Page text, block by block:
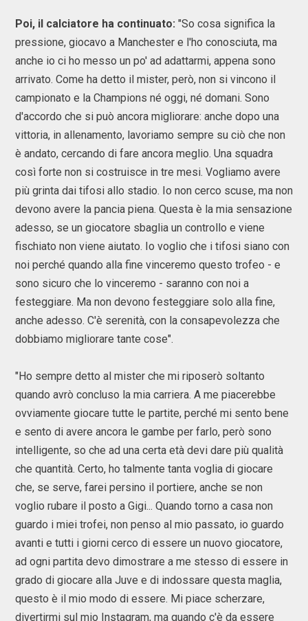
Poi, il calciatore ha continuato: "So cosa significa la
pressione, giocavo a Manchester e l'ho conosciuta, ma
anche io ci ho messo un po' ad adattarmi, appena sono
arrivato. Come ha detto il mister, però, non si vincono il
campionato e la Champions né oggi, né domani. Sono
d'accordo che si può ancora migliorare: anche dopo una
vittoria, in allenamento, lavoriamo sempre su ciò che non
è andato, cercando di fare ancora meglio. Una squadra
così forte non si costruisce in tre mesi. Vogliamo avere
più grinta dai tifosi allo stadio. Io non cerco scuse, ma non
devono avere la pancia piena. Questa è la mia sensazione
adesso, se un giocatore sbaglia un controllo e viene
fischiato non viene aiutato. Io voglio che i tifosi siano con
noi perché quando alla fine vinceremo questo trofeo - e
sono sicuro che lo vinceremo - saranno con noi a
festeggiare. Ma non devono festeggiare solo alla fine,
anche adesso. C'è serenità, con la consapevolezza che
dobbiamo migliorare tante cose".
"Ho sempre detto al mister che mi riposerò soltanto
quando avrò concluso la mia carriera. A me piacerebbe
ovviamente giocare tutte le partite, perché mi sento bene
e sento di avere ancora le gambe per farlo, però sono
intelligente, so che ad una certa età devi dare più qualità
che quantità. Certo, ho talmente tanta voglia di giocare
che, se serve, farei persino il portiere, anche se non
voglio rubare il posto a Gigi... Quando torno a casa non
guardo i miei trofei, non penso al mio passato, io guardo
avanti e tutti i giorni cerco di essere un nuovo giocatore,
ad ogni partita devo dimostrare a me stesso di essere in
grado di giocare alla Juve e di indossare questa maglia,
questo è il mio modo di essere. Mi piace scherzare,
divertirmi sul mio Instagram, ma quando c'è da essere